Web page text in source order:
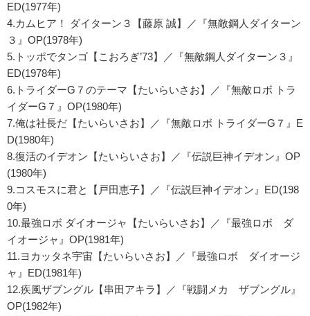
ED(1977年)
4.カムヒア！ ダイターン３【藤原 誠】／『無敵鋼人ダイターン
３』OP(1978年)
5.トッポでタンゴ【こおろぎ’73】／『無敵鋼人ダイターン３』
ED(1978年)
6.トライダーG７のテーマ【たいらいさお】／『無敵ロボ トラ
イダーG７』OP(1980年)
7.俺は社長だ【たいらいさお】／『無敵ロボ トライダーG７』E
D(1980年)
8.復活のイデオン【たいらいさお】／『伝説巨神イデオン』OP
(1980年)
9.コスモスに君と【戸田恵子】／『伝説巨神イデオン』ED(198
0年)
10.最強ロボ ダイオージャ【たいらいさお】／『最強ロボ ダ
イオージャ』OP(1981年)
11.ヨカッタネ宇宙【たいらいさお】／『最強ロボ ダイオージ
ャ』ED(1981年)
12.疾風ザブングル【串田アキラ】／『戦闘メカ ザブングル』
OP(1982年)